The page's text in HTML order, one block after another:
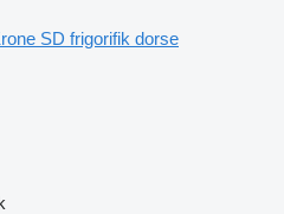
SD frigorifik dorse